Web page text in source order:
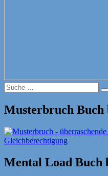
Suche
nach:
Musterbruch Buch
Mental Load Buch